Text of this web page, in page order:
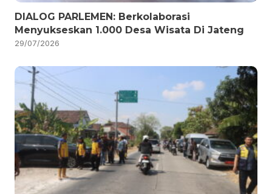
DIALOG PARLEMEN: Berkolaborasi
Menyukseskan 1.000 Desa Wisata Di Jateng
29/07/2026